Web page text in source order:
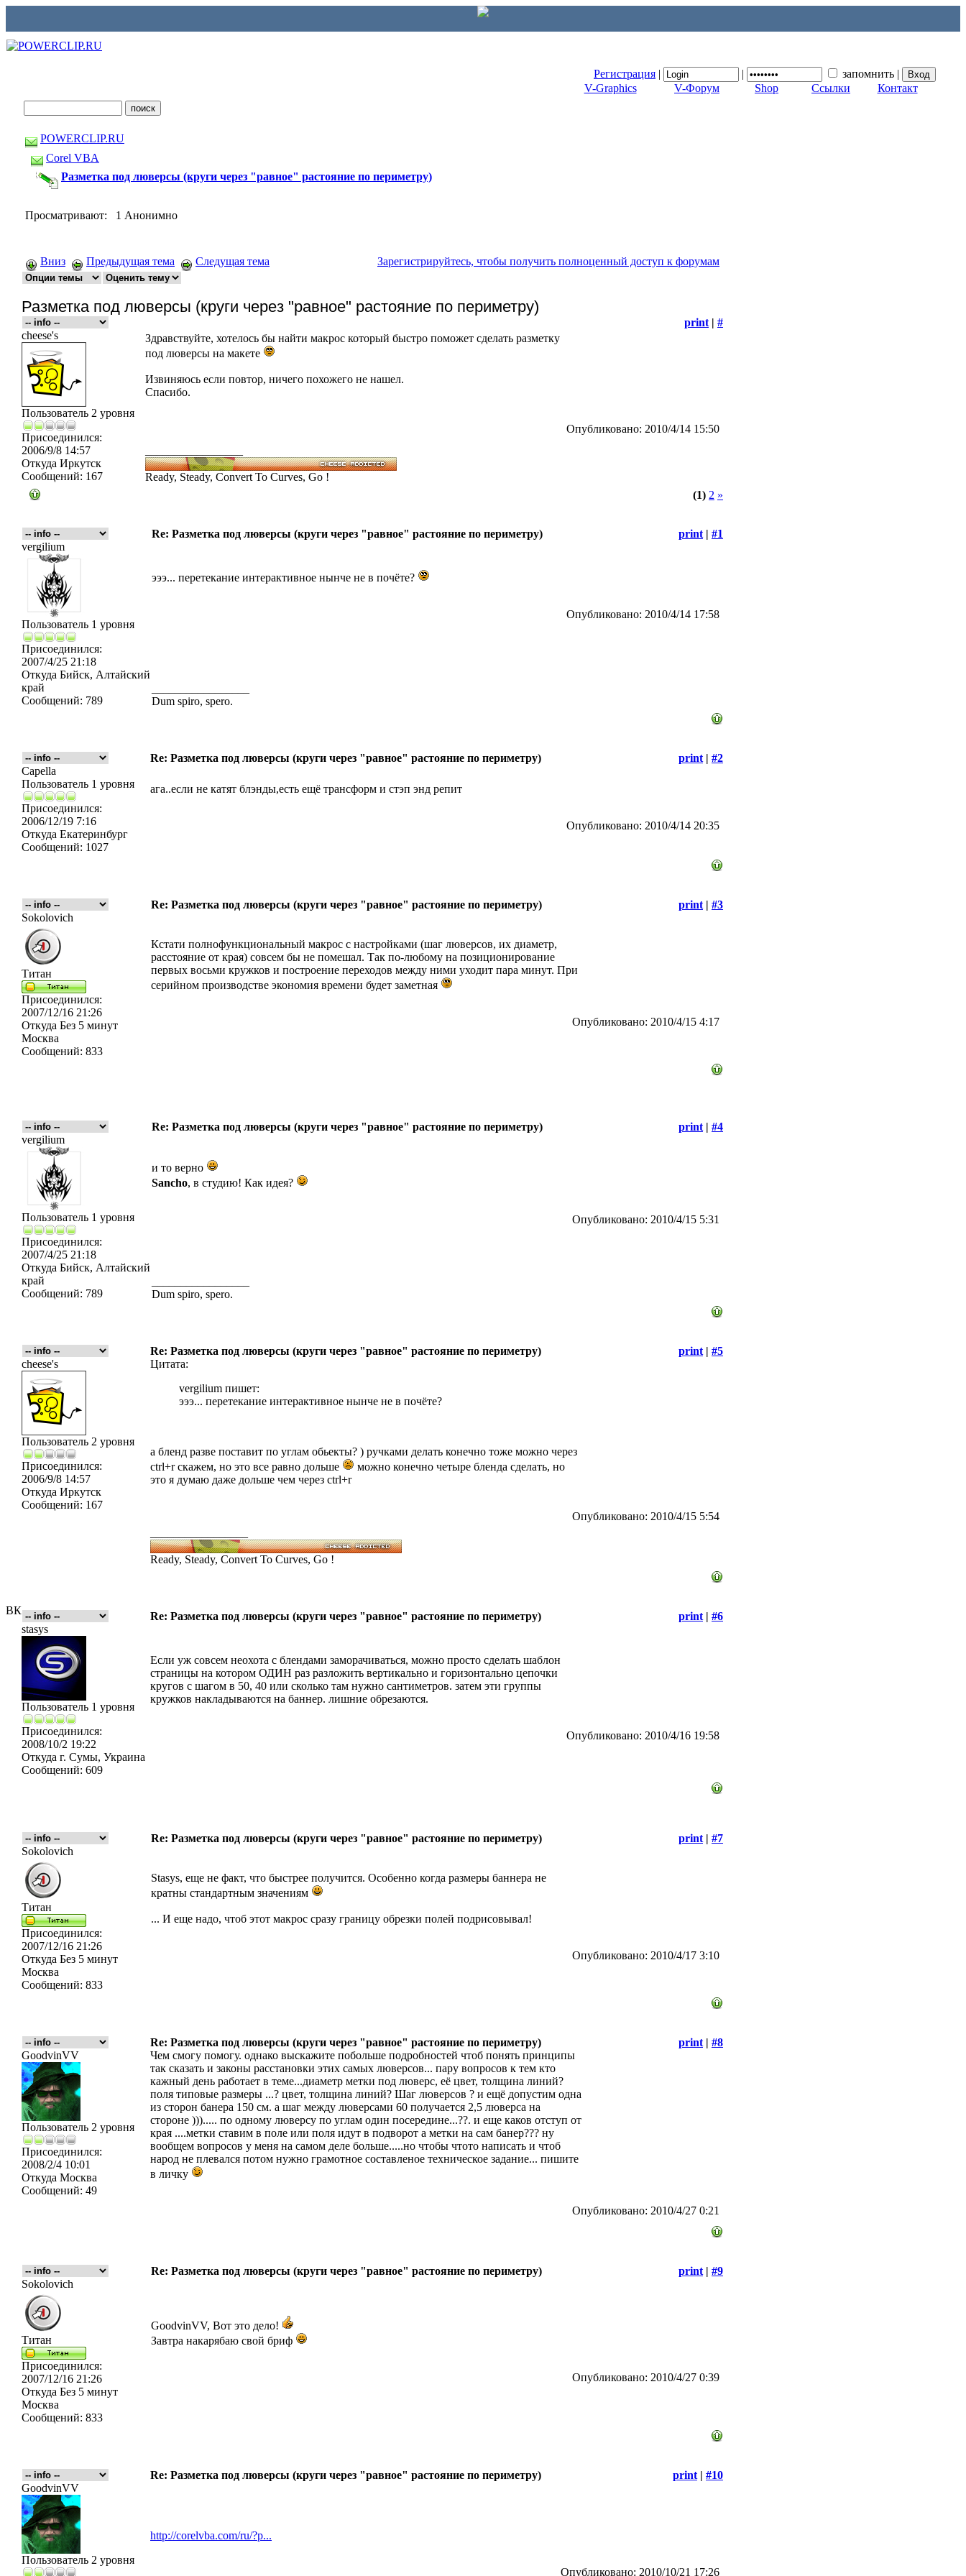
Регистрация | | запомнить |
V-Graphics
V-Форум Shop Ссылки Контакт
ВК
POWERCLIP.RU
Corel VBA
Разметка под люверсы (круги через "равное" растояние по периметру)
Просматривают: 1 Анонимно
Вниз Предыдущая тема Следущая тема Зарегистрируйтесь, чтобы получить полноценный доступ к форумам
Разметка под люверсы (круги через "равное" растояние по периметру)
print | #
cheese's
Пользователь 2 уровня
Присоединился:
2006/9/8 14:57
Откуда Иркутск
Сообщений: 167
Здравствуйте, хотелось бы найти макрос который быстро поможет сделать разметку
под люверсы на макете
Извиняюсь если повтор, ничего похожего не нашел.
Спасибо.
Опубликовано: 2010/4/14 15:50
Ready, Steady, Convert To Curves, Go !
(1) 2 »
Re: Разметка под люверсы (круги через "равное" растояние по периметру) print | #1
vergilium
Пользователь 1 уровня
Присоединился:
2007/4/25 21:18
Откуда Бийск, Алтайский
край
Сообщений: 789
эээ... перетекание интерактивное нынче не в почёте?
Опубликовано: 2010/4/14 17:58
Dum spiro, spero.
Re: Разметка под люверсы (круги через "равное" растояние по периметру) print | #2
Capella
Пользователь 1 уровня
Присоединился:
2006/12/19 7:16
Откуда Екатеринбург
Сообщений: 1027
ага..если не катят блэнды,есть ещё трансформ и стэп энд репит
Опубликовано: 2010/4/14 20:35
Re: Разметка под люверсы (круги через "равное" растояние по периметру) print | #3
Sokolovich
Титан
Присоединился:
2007/12/16 21:26
Откуда Без 5 минут
Москва
Сообщений: 833
Кстати полнофункциональный макрос с настройками (шаг люверсов, их диаметр,
расстояние от края) совсем бы не помешал. Так по-любому на позиционирование
первых восьми кружков и построение переходов между ними уходит пара минут. При
серийном производстве экономия времени будет заметная
Опубликовано: 2010/4/15 4:17
Re: Разметка под люверсы (круги через "равное" растояние по периметру) print | #4
vergilium
Пользователь 1 уровня
Присоединился:
2007/4/25 21:18
Откуда Бийск, Алтайский
край
Сообщений: 789
и то верно
Sancho, в студию! Как идея?
Опубликовано: 2010/4/15 5:31
Dum spiro, spero.
Re: Разметка под люверсы (круги через "равное" растояние по периметру) print | #5
cheese's
Пользователь 2 уровня
Присоединился:
2006/9/8 14:57
Откуда Иркутск
Сообщений: 167
Цитата:
vergilium пишет:
эээ... перетекание интерактивное нынче не в почёте?
а бленд разве поставит по углам обьекты? ) ручками делать конечно тоже можно через
ctrl+r скажем, но это все равно дольше
можно конечно четыре бленда сделать, но
это я думаю даже дольше чем через ctrl+r
Опубликовано: 2010/4/15 5:54
Ready, Steady, Convert To Curves, Go !
Re: Разметка под люверсы (круги через "равное" растояние по периметру) print | #6
stasys
Пользователь 1 уровня
Присоединился:
2008/10/2 19:22
Откуда г. Сумы, Украина
Сообщений: 609
Если уж совсем неохота с блендами заморачиваться, можно просто сделать шаблон
страницы на котором ОДИН раз разложить вертикально и горизонтально цепочки
кругов с шагом в 50, 40 или сколько там нужно сантиметров. затем эти группы
кружков накладываются на баннер. лишние обрезаются.
Опубликовано: 2010/4/16 19:58
Re: Разметка под люверсы (круги через "равное" растояние по периметру) print | #7
Sokolovich
Титан
Присоединился:
2007/12/16 21:26
Откуда Без 5 минут
Москва
Сообщений: 833
Stasys, еще не факт, что быстрее получится. Особенно когда размеры баннера не
кратны стандартным значениям
... И еще надо, чтоб этот макрос сразу границу обрезки полей подрисовывал!
Опубликовано: 2010/4/17 3:10
Re: Разметка под люверсы (круги через "равное" растояние по периметру) print | #8
GoodvinVV
Пользователь 2 уровня
Присоединился:
2008/2/4 10:01
Откуда Москва
Сообщений: 49
Чем смогу помогу. однако выскажите побольше подробностей чтоб понять принципы
так сказать и законы расстановки этих самых люверсов... пару вопросов к тем кто
кажный день работает в теме...диаметр метки под люверс, её цвет, толщина линий?
поля типовые размеры ...? цвет, толщина линий? Шаг люверсов ? и ещё допустим одна
из сторон банера 150 см. а шаг между люверсами 60 получается 2,5 люверса на
стороне )))..... по одному люверсу по углам один посередине...??. и еще каков отступ от
края ....метки ставим в поле или поля идут в подворот а метки на сам банер??? ну
вообщем вопросов у меня на самом деле больше.....но чтобы чтото написать и чтоб
народ не плевался потом нужно грамотное составленое техническое задание... пишите
в личку
Опубликовано: 2010/4/27 0:21
Re: Разметка под люверсы (круги через "равное" растояние по периметру) print | #9
Sokolovich
Титан
Присоединился:
2007/12/16 21:26
Откуда Без 5 минут
Москва
Сообщений: 833
GoodvinVV, Вот это дело!
Завтра накарябаю свой бриф
Опубликовано: 2010/4/27 0:39
Re: Разметка под люверсы (круги через "равное" растояние по периметру) print | #10
GoodvinVV
Пользователь 2 уровня
http://corelvba.com/ru/?p...
Опубликовано: 2010/10/21 17:26